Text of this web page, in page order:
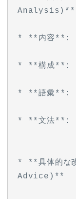
* **内容**: [
* **構成**: [
* **語彙**: [
* **文法**: [
* **具体的な
Advice)**